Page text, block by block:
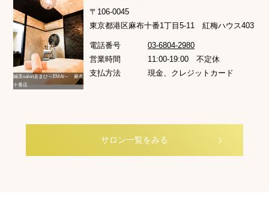
鍼美salonゑまひ～EMAI～ 麻布
十番店
〒106-0045
東京都港区麻布十番1丁目5-11 紅梅ハウス403
電話番号
03-6804-2980
営業時間
11:00-19:00 不定休
支払方法
現金、クレジットカード
サロン一覧をみる